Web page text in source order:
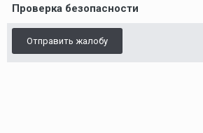
Проверка безопасности
Отправить жалобу